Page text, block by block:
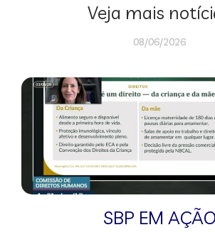
Veja mais
08/06/2026
SBP EM AÇÃO